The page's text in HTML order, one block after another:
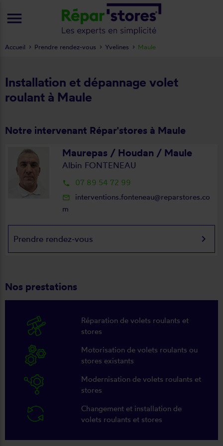
Installation et dépannage volet
roulant à Maule
Notre intervenant Répar'stores à Maule
Maurepas / Houdan / Maule
Albin FONTENEAU
local_phone 07 89 54 72 99
mail_outline
interventions.fonteneau@reparstores.co
m
Prendre rendez-vous keyboard_arrow_right
Nos prestations
Réparation de volets roulants et
stores
Motorisation de volets roulants ou
stores existants
Modernisation de volets roulants et
stores
Changement et installation de
volets roulants et stores
Accueil Prendre rendez-vous Yvelines Maule
menu